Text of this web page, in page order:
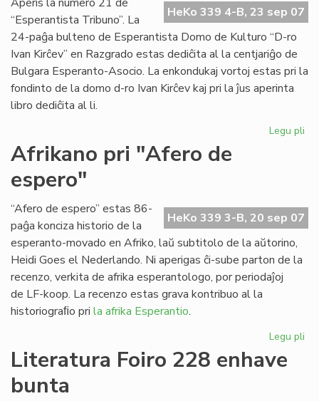
HeKo 339 4-B, 23 sep 07
“Esperantista Tribuno”. La
24-paĝa bulteno de Esperantista Domo de Kulturo “D-ro
Ivan Kirĉev” en Razgrado estas dediĉita al la centjariĝo de
Bulgara Esperanto-Asocio. La enkondukaj vortoj estas pri la
fondinto de la domo d-ro Ivan Kirĉev kaj pri la ĵus aperinta
libro dediĉita al li.
Legu pli
ro
Afrikano pri "Afero de
espero"
HeKo 339 3-B, 20 sep 07
“Afero de espero” estas 86-
paĝa konciza historio de la
esperanto-movado en Afriko, laŭ subtitolo de la aŭtorino,
Heidi Goes el Nederlando. Ni aperigas ĉi-sube parton de la
recenzo, verkita de afrika esperantologo, por periodaĵoj
de LF-koop. La recenzo estas grava kontribuo al la
historiograﬁo pri la afrika Esperantio.
Legu pli
Literatura Foiro 228 enhave
bunta